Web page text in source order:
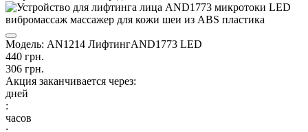
Модель: AN1214 ЛифтингAND1773 LED
440 грн.
306 грн.
Акция заканчивается через:
дней
:
часов